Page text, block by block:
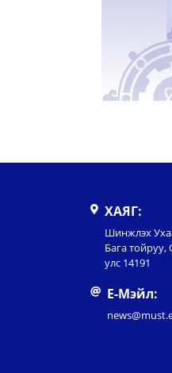
ХАЯГ:
Шинжлэх
Бага тойруу,
улс 14191
Е-Мэйл: